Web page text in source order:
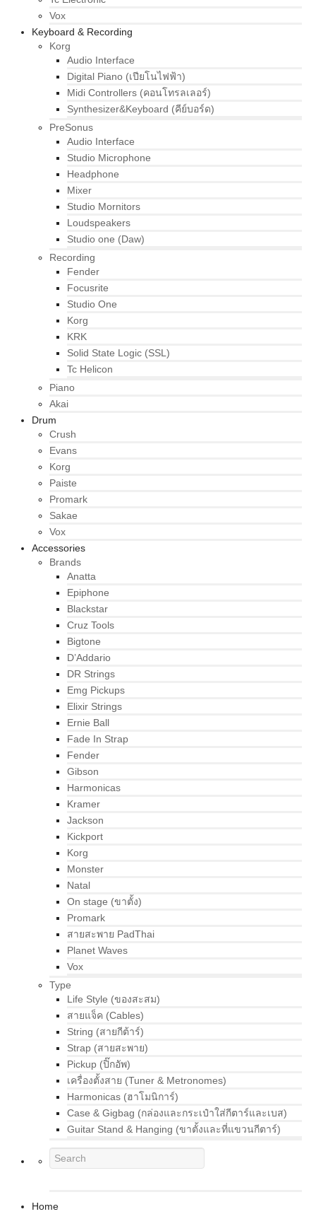
Vox
Keyboard & Recording
Korg
Audio Interface
Digital Piano (เปียโนไฟฟ้า)
Midi Controllers (คอนโทรลเลอร์)
Synthesizer&Keyboard (คีย์บอร์ด)
PreSonus
Audio Interface
Studio Microphone
Headphone
Mixer
Studio Mornitors
Loudspeakers
Studio one (Daw)
Recording
Fender
Focusrite
Studio One
Korg
KRK
Solid State Logic (SSL)
Tc Helicon
Piano
Akai
Drum
Crush
Evans
Korg
Paiste
Promark
Sakae
Vox
Accessories
Brands
Anatta
Epiphone
Blackstar
Cruz Tools
Bigtone
D’Addario
DR Strings
Emg Pickups
Elixir Strings
Ernie Ball
Fade In Strap
Fender
Gibson
Harmonicas
Kramer
Jackson
Kickport
Korg
Monster
Natal
On stage (ขาตั้ง)
Promark
สายสะพาย PadThai
Planet Waves
Vox
Type
Life Style (ของสะสม)
สายแจ็ค (Cables)
String (สายกีต้าร์)
Strap (สายสะพาย)
Pickup (ปิ๊กอัพ)
เครื่องตั้งสาย (Tuner & Metronomes)
Harmonicas (ฮาโมนิการ์)
Case & Gigbag (กล่องและกระเป๋าใส่กีตาร์และเบส)
Guitar Stand & Hanging (ขาตั้งและที่แขวนกีตาร์)
Home